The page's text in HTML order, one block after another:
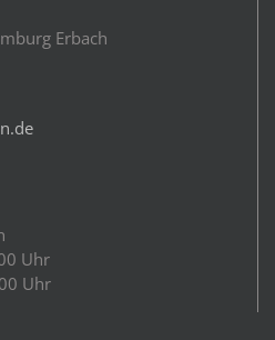
Erbach
Uhr
Uhr